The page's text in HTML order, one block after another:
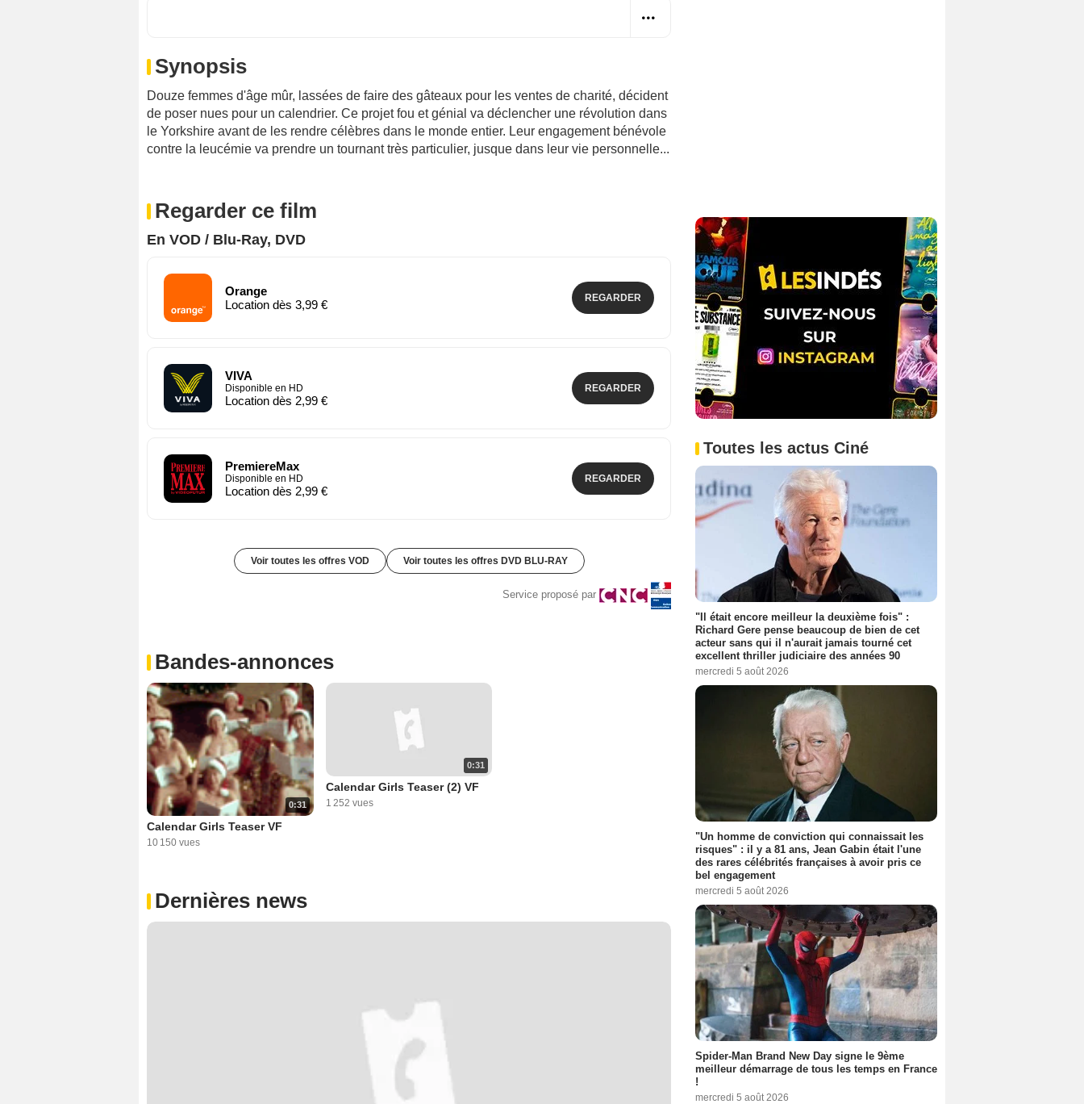
Synopsis
Douze femmes d'âge mûr, lassées de faire des gâteaux pour les ventes de charité, décident
de poser nues pour un calendrier. Ce projet fou et génial va déclencher une révolution dans
le Yorkshire avant de les rendre célèbres dans le monde entier. Leur engagement bénévole
contre la leucémie va prendre un tournant très particulier, jusque dans leur vie personnelle...
Regarder ce film
En VOD / Blu-Ray, DVD
Orange
Location dès 3,99 €
REGARDER
VIVA
Disponible en HD
Location dès 2,99 €
REGARDER
PremiereMax
Disponible en HD
Location dès 2,99 €
REGARDER
Voir toutes les offres VOD Voir toutes les offres DVD BLU-RAY
Service proposé par
Bandes-annonces
0:31
Calendar Girls Teaser VF
10 150 vues
0:31
Calendar Girls Teaser (2) VF
1 252 vues
Dernières news
Toutes les actus Ciné
"Il était encore meilleur la deuxième fois" :
Richard Gere pense beaucoup de bien de cet
acteur sans qui il n'aurait jamais tourné cet
excellent thriller judiciaire des années 90
mercredi 5 août 2026
"Un homme de conviction qui connaissait les
risques" : il y a 81 ans, Jean Gabin était l'une
des rares célébrités françaises à avoir pris ce
bel engagement
mercredi 5 août 2026
Spider-Man Brand New Day signe le 9ème
meilleur démarrage de tous les temps en France
!
mercredi 5 août 2026